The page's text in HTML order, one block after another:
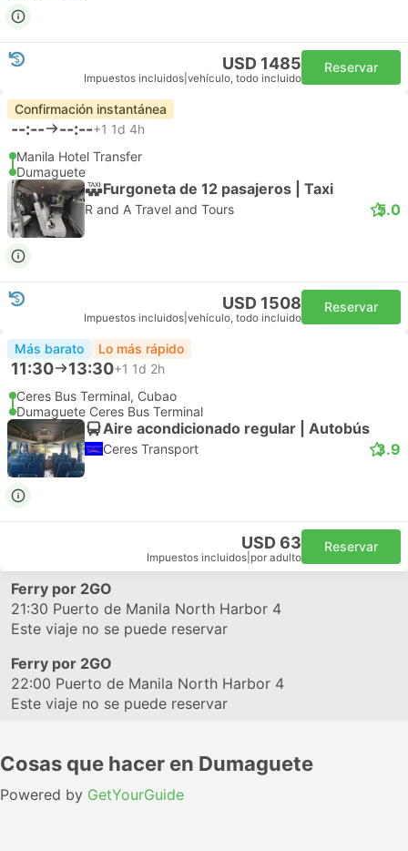
USD 1485
Impuestos incluidos vehículo, todo incluido
Reservar
Confirmación instantánea
--:-- --:--+1 1d 4h
Manila Hotel Transfer
Dumaguete
Furgoneta de 12 pasajeros | Taxi
R and A Travel and Tours 5.0
USD 1508
Impuestos incluidos vehículo, todo incluido
Reservar
Más barato Lo más rápido
11:30 13:30+1 1d 2h
Ceres Bus Terminal, Cubao
Dumaguete Ceres Bus Terminal
Aire acondicionado regular | Autobús
Ceres Transport 3.9
USD 63
Impuestos incluidos por adulto
Reservar
Ferry por 2GO
21:30 Puerto de Manila North Harbor 4
Este viaje no se puede reservar
Ferry por 2GO
22:00 Puerto de Manila North Harbor 4
Este viaje no se puede reservar
Cosas que hacer en Dumaguete
Powered by GetYourGuide